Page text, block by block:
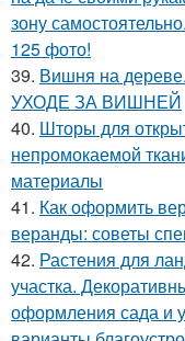
зону
125 фото!
39. Вишня на
УХОДЕ ЗА ВИШНЕЙ
40. Шторы для
непромокаемой
материалы
41. Как оформить
веранды: советы
42. Растения для
участка.
оформления сада и